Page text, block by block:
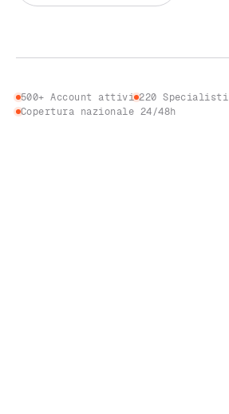
500+ Account attivi 220 Specialisti
Copertura nazionale 24/48h